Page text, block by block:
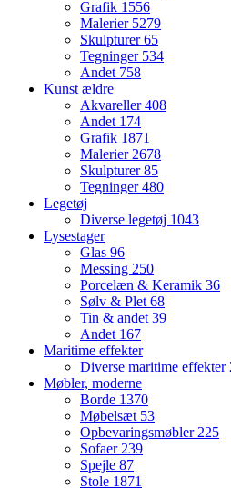
Grafik 1556
Malerier 5279
Skulpturer65
Tegninger 534
Andet 758
Kunst ældre
Akvareller408
Andet 174
Grafik 1871
Malerier 2678
Skulpturer85
Tegninger480
Legetøj
Diverse legetøj 1043
Lysestager
Glas 96
Messing 250
Porcelæn & Keramik 36
Sølv & Plet 68
Tin & andet 39
Andet 167
Maritime effekter
Diverse maritime effekter
Møbler, moderne
Borde 1370
Møbelsæt 53
Opbevaringsmøbler 225
Sofaer 239
Spejle 87
Stole 1871